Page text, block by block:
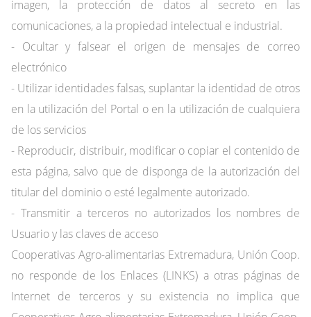
imagen, la protección de datos al secreto en las
comunicaciones, a la propiedad intelectual e industrial.
- Ocultar y falsear el origen de mensajes de correo
electrónico
- Utilizar identidades falsas, suplantar la identidad de otros
en la utilización del Portal o en la utilización de cualquiera
de los servicios
- Reproducir, distribuir, modificar o copiar el contenido de
esta página, salvo que de disponga de la autorización del
titular del dominio o esté legalmente autorizado.
- Transmitir a terceros no autorizados los nombres de
Usuario y las claves de acceso
Cooperativas Agro-alimentarias Extremadura, Unión Coop.
no responde de los Enlaces (LINKS) a otras páginas de
Internet de terceros y su existencia no implica que